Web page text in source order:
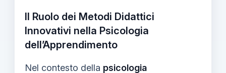
Il Ruolo dei Metodi Didattici
Innovativi nella Psicologia
dell’Apprendimento
Nel contesto della psicologia